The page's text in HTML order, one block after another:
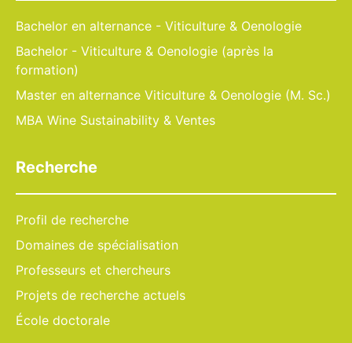
Bachelor en alternance - Viticulture & Oenologie
Bachelor - Viticulture & Oenologie (après la
formation)
Master en alternance Viticulture & Oenologie (M. Sc.)
MBA Wine Sustainability & Ventes
Recherche
Profil de recherche
Domaines de spécialisation
Professeurs et chercheurs
Projets de recherche actuels
École doctorale